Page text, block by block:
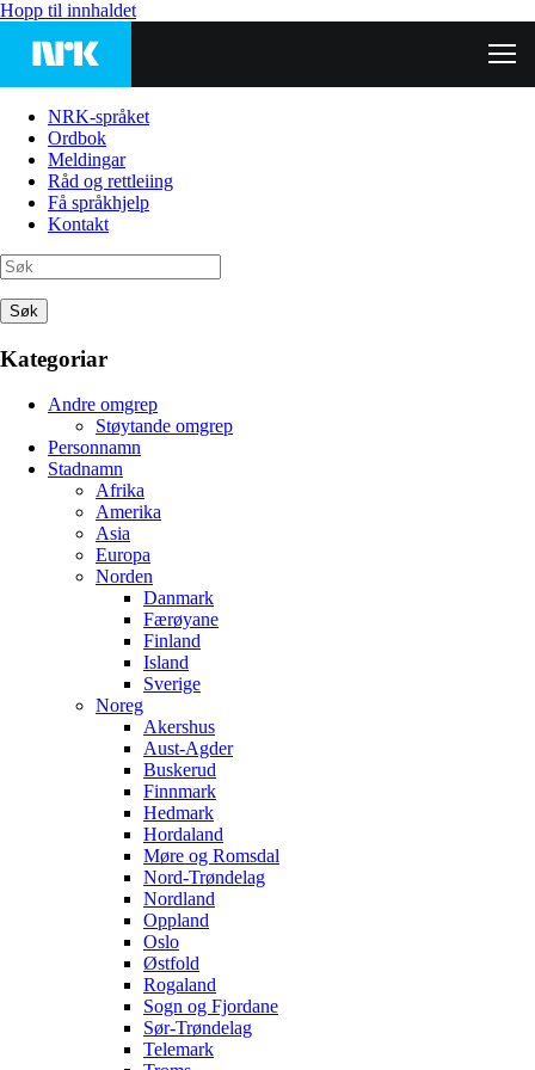
Hopp til innhaldet
NRK-språket
Ordbok
Meldingar
Råd og rettleiing
Få språkhjelp
Kontakt
Søk
Kategoriar
Andre omgrep
Støytande omgrep
Personnamn
Stadnamn
Afrika
Amerika
Asia
Europa
Norden
Danmark
Færøyane
Finland
Island
Sverige
Noreg
Akershus
Aust-Agder
Buskerud
Finnmark
Hedmark
Hordaland
Møre og Romsdal
Nord-Trøndelag
Nordland
Oppland
Oslo
Østfold
Rogaland
Sogn og Fjordane
Sør-Trøndelag
Telemark